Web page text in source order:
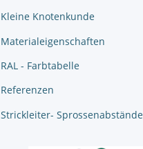
Kleine Knotenkunde
Materialeigenschaften
RAL - Farbtabelle
Referenzen
Strickleiter- Sprossenabstände